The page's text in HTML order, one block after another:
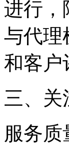
进行，
与代理
和客户
三、关
服务